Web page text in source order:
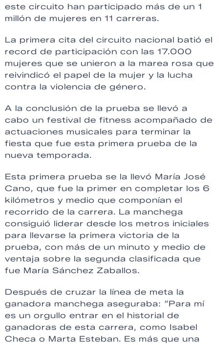
este circuito han participado más de un 1
millón de mujeres en 11 carreras.
La primera cita del circuito nacional batió el
record de participación con las 17.000
mujeres que se unieron a la marea rosa que
reivindicó el papel de la mujer y la lucha
contra la violencia de género.
A la conclusión de la prueba se llevó a
cabo un festival de fitness acompañado de
actuaciones musicales para terminar la
fiesta que fue esta primera prueba de la
nueva temporada.
Esta primera prueba se la llevó María José
Cano, que fue la primer en completar los 6
kilómetros y medio que componían el
recorrido de la carrera. La manchega
consiguió liderar desde los metros iniciales
para llevarse la primera victoria de la
prueba, con más de un minuto y medio de
ventaja sobre la segunda clasificada que
fue María Sánchez Zaballos.
Después de cruzar la línea de meta la
ganadora manchega aseguraba: “Para mí
es un orgullo entrar en el historial de
ganadoras de esta carrera, como Isabel
Checa o Marta Esteban. Es más que una